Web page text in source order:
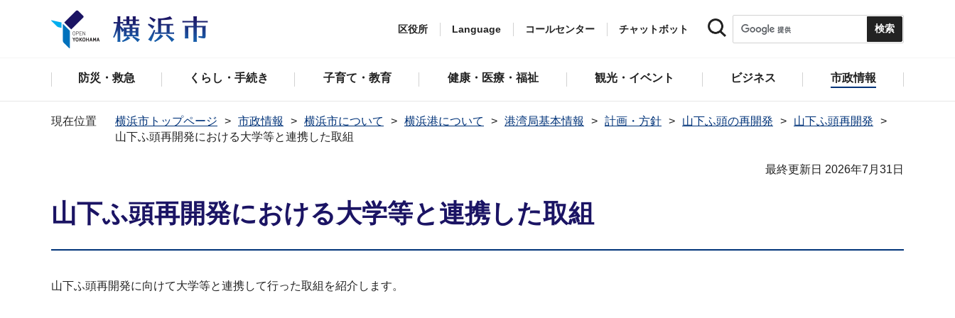
区役所 Language コールセンター チャットボット
防災・救急 くらし・手続き 子育て・教育 健康・医療・福祉 観光・イベント ビジネス 市政情報
現在位置 横浜市トップページ 市政情報 横浜市について 横浜港について 港湾局基本情報 計画・方針 山下ふ頭の再開発
山下ふ頭再開発
山下ふ頭再開発における大学等と連携した取組
最終更新日 2026年7月31日
山下ふ頭再開発における大学等と連携した取組
山下ふ頭再開発に向けて大学等と連携して行った取組を紹介します。